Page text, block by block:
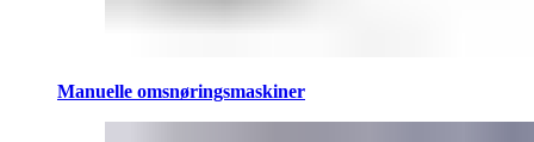
Manuelle omsnøringsmaskiner